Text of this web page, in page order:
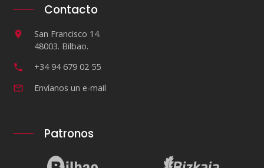
Contacto
San Francisco 14.
48003. Bilbao.
+34 94 679 02 55
Envíanos un e-mail
Patronos